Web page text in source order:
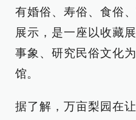
有婚俗、寿俗、食俗
展示，是一座以收藏
事象、研究民俗文化
馆。
据了解，万亩梨园在